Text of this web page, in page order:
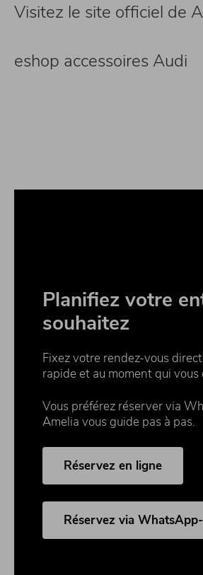
Visitez le site officiel de
eshop accessoires Audi
Planifiez votre
souhaitez
Fixez votre rendez-vous
rapide et au moment qui
Vous préférez réserver via
Amelia vous guide pas à pas.
Réservez en ligne
Réservez via